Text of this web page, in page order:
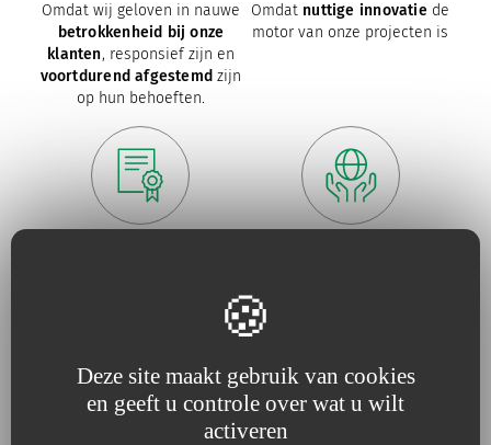
Deze site maakt gebruik van cookies
en geeft u controle over wat u wilt
activeren
Omdat wij geloven in nauwe
betrokkenheid bij onze
klanten, responsief zijn en
voortdurend afgestemdzijn
op hun behoeften.
Omdat nuttige innovatiede
motor van onze projecten is